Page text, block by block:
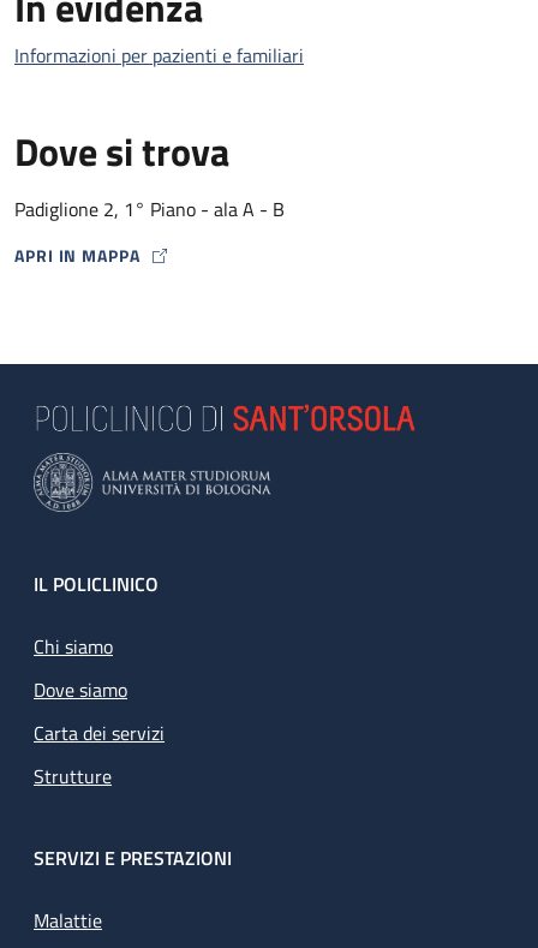
Informazioni per pazienti e familiari
Dove si trova
Padiglione 2, 1° Piano - ala A - B
APRI IN MAPPA
MAP ICON
Footer
IL POLICLINICO
Chi siamo
Dove siamo
Carta dei servizi
Strutture
SERVIZI E PRESTAZIONI
Malattie